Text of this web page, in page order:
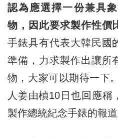
認為應選擇一份兼具
物，因此要求製作性價
手錶具有代表大韓民國
準備，力求製作出讓所
物，大家可以期待一下
人姜由楨10日也回應稱
製作總統紀念手錶的報道